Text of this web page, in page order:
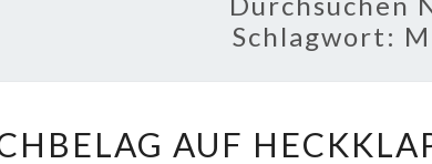
Schlagwort:
AUF
AUF